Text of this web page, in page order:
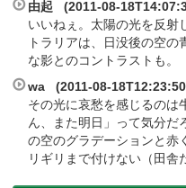
由起 (2011-08-
いいねぇ。太陽の光を反射
トラリアは、日没後の空
な影とのコントラストも。
wa (2011-08-
その光に哀愁を感じるのは
ん、また明日」って気分だ
の空のグラデーションと赤
リギリまで付けない（田舎